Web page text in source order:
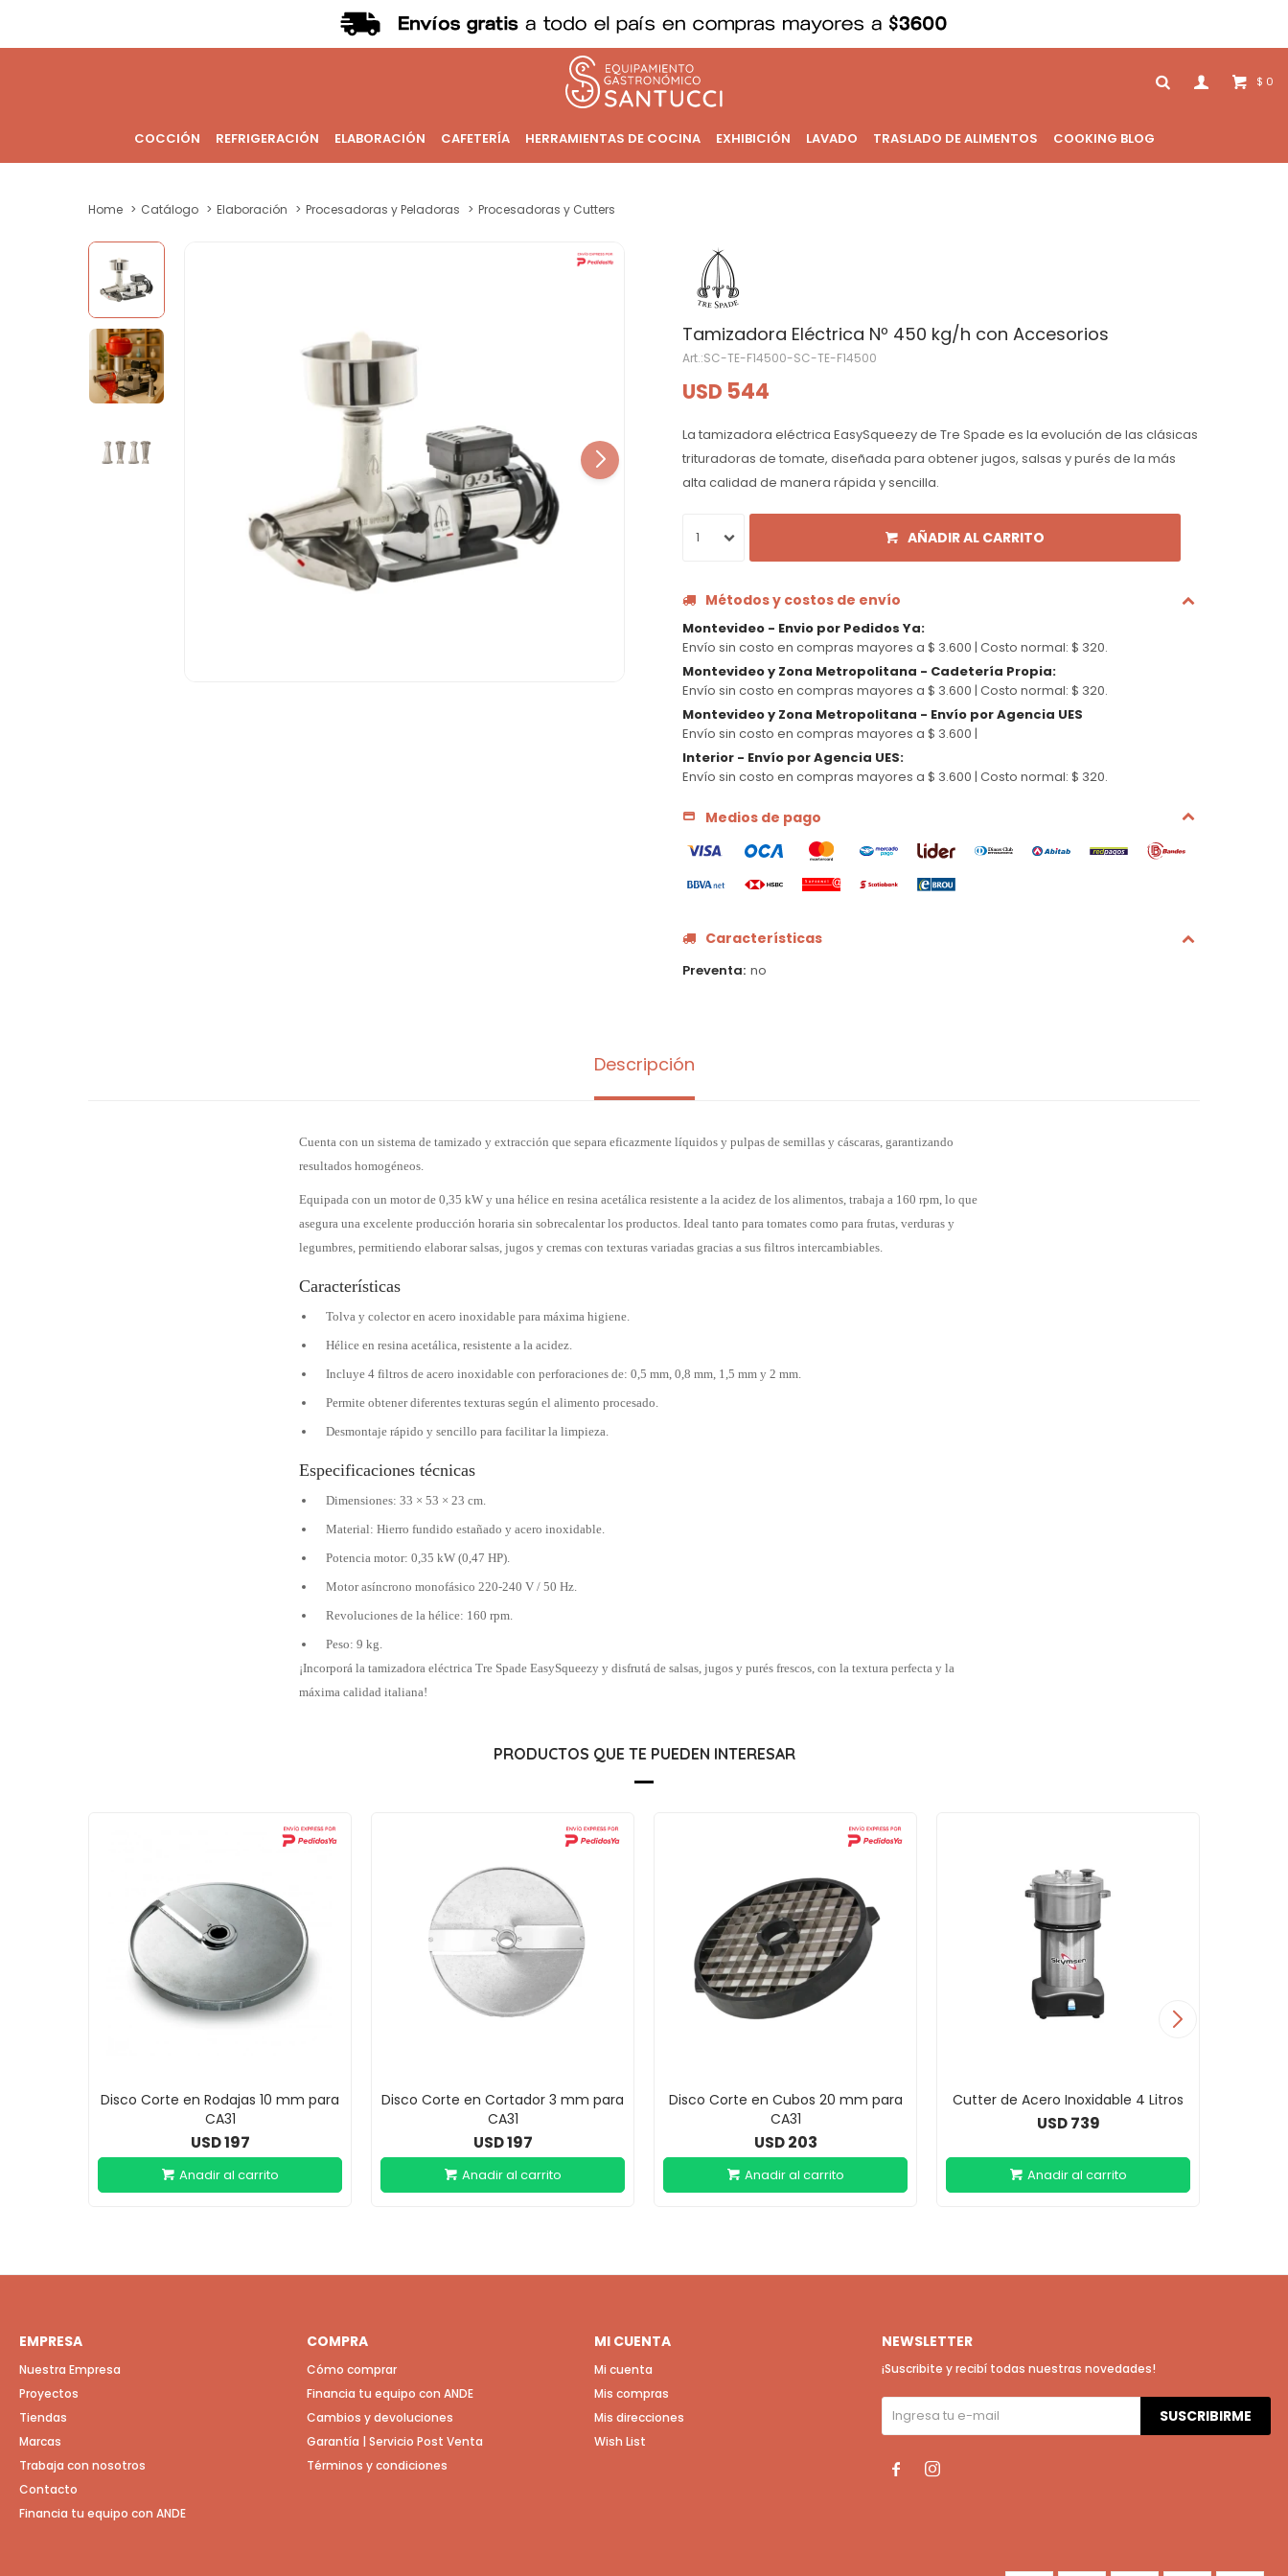
COCCIÓN REFRIGERACIÓN ELABORACIÓN CAFETERÍA HERRAMIENTAS DE COCINA EXHIBICIÓN LAVADO TRASLADO DE ALIMENTOS COOKING BLOG
$ 0
Home Catálogo Elaboración Procesadoras y Peladoras Procesadoras y Cutters
Tamizadora Eléctrica Nº 450 kg/h con Accesorios
SC-TE-F14500-SC-TE-F14500
USD 544
La tamizadora eléctrica EasySqueezy de Tre Spade es la evolución de las clásicas
trituradoras de tomate, diseñada para obtener jugos, salsas y purés de la más
alta calidad de manera rápida y sencilla.
1 AÑADIR AL CARRITO
Métodos y costos de envío
Montevideo - Envio por Pedidos Ya:
Envío sin costo en compras mayores a $ 3.600 | Costo normal: $ 320.
Montevideo y Zona Metropolitana - Cadetería Propia:
Envío sin costo en compras mayores a $ 3.600 | Costo normal: $ 320.
Montevideo y Zona Metropolitana - Envío por Agencia UES
Envío sin costo en compras mayores a $ 3.600 |
Interior - Envío por Agencia UES:
Envío sin costo en compras mayores a $ 3.600 | Costo normal: $ 320.
Medios de pago
Características
Preventa no
Descripción
Cuenta con un sistema de tamizado y extracción que separa eficazmente líquidos y pulpas de semillas y cáscaras, garantizando
resultados homogéneos.
Equipada con un motor de 0,35 kW y una hélice en resina acetálica resistente a la acidez de los alimentos, trabaja a 160 rpm, lo que
asegura una excelente producción horaria sin sobrecalentar los productos. Ideal tanto para tomates como para frutas, verduras y
legumbres, permitiendo elaborar salsas, jugos y cremas con texturas variadas gracias a sus filtros intercambiables.
Características
Tolva y colector en acero inoxidable para máxima higiene.
Hélice en resina acetálica, resistente a la acidez.
Incluye 4 filtros de acero inoxidable con perforaciones de: 0,5 mm, 0,8 mm, 1,5 mm y 2 mm.
Permite obtener diferentes texturas según el alimento procesado.
Desmontaje rápido y sencillo para facilitar la limpieza.
Especificaciones técnicas
Dimensiones: 33 × 53 × 23 cm.
Material: Hierro fundido estañado y acero inoxidable.
Potencia motor: 0,35 kW (0,47 HP).
Motor asíncrono monofásico 220-240 V / 50 Hz.
Revoluciones de la hélice: 160 rpm.
Peso: 9 kg.
¡Incorporá la tamizadora eléctrica Tre Spade EasySqueezy y disfrutá de salsas, jugos y purés frescos, con la textura perfecta y la
máxima calidad italiana!
PRODUCTOS QUE TE PUEDEN INTERESAR
Disco Corte en Rodajas 10 mm para
CA31
USD197
Disco Corte en Cortador 3 mm para
CA31
USD197
Disco Corte en Cubos 20 mm para
CA31
USD 203
Cutter de Acero Inoxidable 4 Litros
USD 739
EMPRESA
Nuestra Empresa
Proyectos
Tiendas
Marcas
Trabaja con nosotros
Contacto
Financia tu equipo con ANDE
COMPRA
Cómo comprar
Financia tu equipo con ANDE
Cambios y devoluciones
Garantía | Servicio Post Venta
Términos y condiciones
MI CUENTA
Mi cuenta
Mis compras
Mis direcciones
Wish List
NEWSLETTER
¡Suscribite y recibí todas nuestras novedades!
SUSCRIBIRME
 